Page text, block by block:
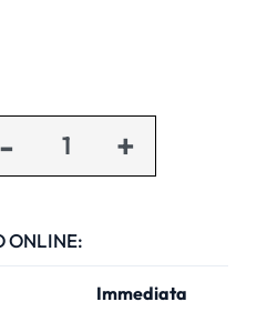
ONLINE:
Immediata